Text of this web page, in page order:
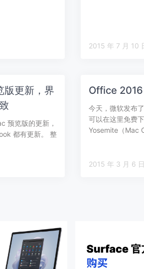
更新，界
预览版的更新，
都有更新。 整
Office
今天，微软发布
可以在这里免费
Yosemite（Mac